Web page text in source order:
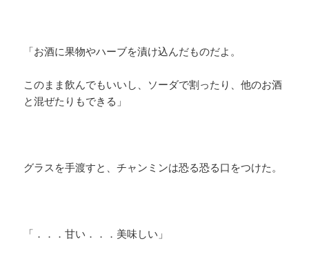
「お酒に果物やハーブを漬け込んだものだよ。
このまま飲んでもいいし、ソーダで割ったり、他のお酒
と混ぜたりもできる」
グラスを手渡すと、チャンミンは恐る恐る口をつけた。
「．．．甘い．．．美味しい」